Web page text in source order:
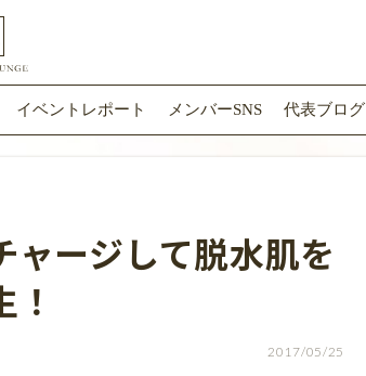
イベントレポート メンバーSNS 代表ブログ
ャージして脱水肌を
2017/05/25